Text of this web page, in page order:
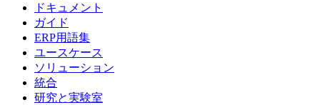
ドキュメント
ガイド
ERP用語集
ユースケース
ソリューション
統合
研究と実験室